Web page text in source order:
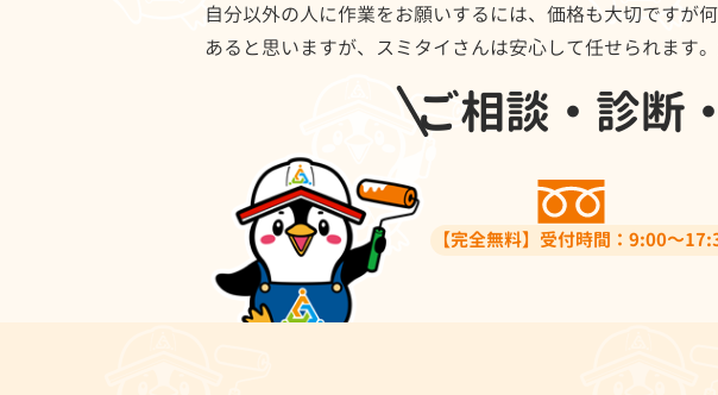
自分以外の人に作業をお願いするには、価格も大切ですが
あると思いますが、スミタイさんは安心して任せられます。
ご相談・診断
【完全無料】受付時間：9:00～